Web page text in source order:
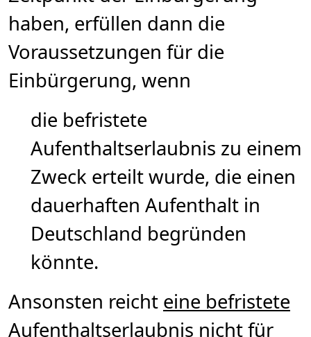
haben, erfüllen dann die
Voraussetzungen für die
Einbürgerung, wenn
die befristete
Aufenthaltserlaubnis zu einem
Zweck erteilt wurde, die einen
dauerhaften Aufenthalt in
Deutschland begründen
könnte.
Ansonsten reicht eine befristete
Aufenthaltserlaubnis nicht für